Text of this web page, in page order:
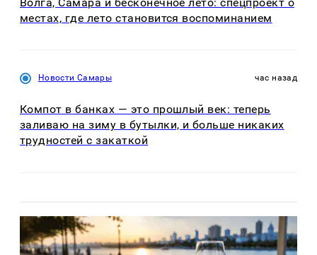
местах, где лето становится воспоминанием
Новости Самары час назад
Компот в банках — это прошлый век: теперь
заливаю на зиму в бутылки, и больше никаких
трудностей с закаткой